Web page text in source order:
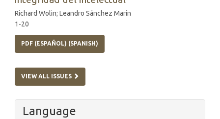
Richard Wolin; Leandro Sánchez Marín
1-20
PDF (ESPAÑOL) (SPANISH)
VIEW ALL ISSUES
Language